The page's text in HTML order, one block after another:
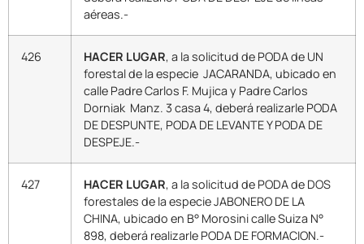
aéreas.-
426 HACER LUGAR, a la solicitud de PODA de UN
forestal de la especie JACARANDA, ubicado en
calle Padre Carlos F. Mujica y Padre Carlos
Dorniak Manz. 3 casa 4, deberá realizarle PODA
DE DESPUNTE, PODA DE LEVANTE Y PODA DE
DESPEJE.-
427 HACER LUGAR, a la solicitud de PODA de DOS
forestales de la especie JABONERO DE LA
CHINA, ubicado en B° Morosini calle Suiza N°
898, deberá realizarle PODA DE FORMACION.-